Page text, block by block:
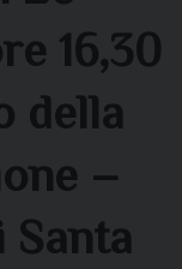
16,30
della
–
Santa